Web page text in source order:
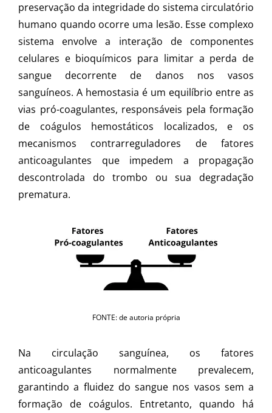
preservação da integridade do sistema circulatório
humano quando ocorre uma lesão. Esse complexo
sistema envolve a interação de componentes
celulares e bioquímicos para limitar a perda de
sangue decorrente de danos nos vasos
sanguíneos. A hemostasia é um equilíbrio entre as
vias pró-coagulantes, responsáveis pela formação
de coágulos hemostáticos localizados, e os
mecanismos contrarreguladores de fatores
anticoagulantes que impedem a propagação
descontrolada do trombo ou sua degradação
prematura.
FONTE: de autoria própria
Na circulação sanguínea, os fatores
anticoagulantes normalmente prevalecem,
garantindo a fluidez do sangue nos vasos sem a
formação de coágulos. Entretanto, quando há